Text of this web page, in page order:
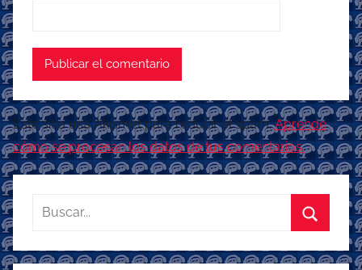
Este sitio usa Akismet para reducir el spam.Aprende
cómo se procesan los datos de tus comentarios.
Buscar:
Buscar